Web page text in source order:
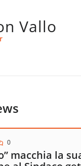
Vallo
0
macchia la